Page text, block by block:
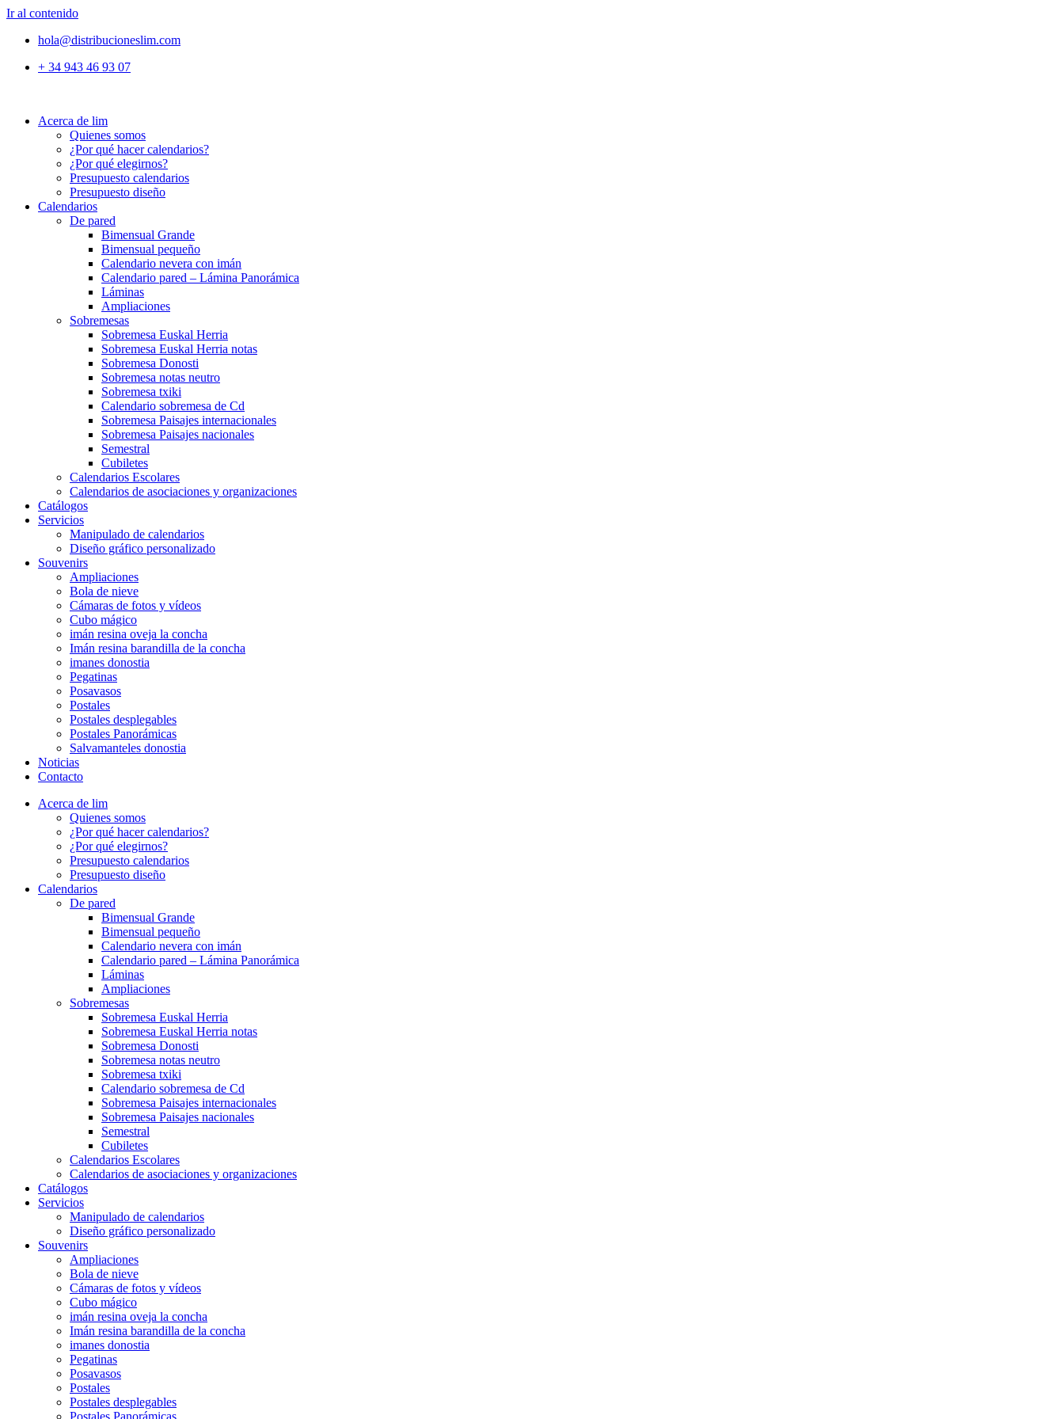
Ir al contenido
hola@distribucioneslim.com
+ 34 943 46 93 07
Acerca de lim
Quienes somos
¿Por qué hacer calendarios?
¿Por qué elegirnos?
Presupuesto calendarios
Presupuesto diseño
Calendarios
De pared
Bimensual Grande
Bimensual pequeño
Calendario nevera con imán
Calendario pared – Lámina Panorámica
Láminas
Ampliaciones
Sobremesas
Sobremesa Euskal Herria
Sobremesa Euskal Herria notas
Sobremesa Donosti
Sobremesa notas neutro
Sobremesa txiki
Calendario sobremesa de Cd
Sobremesa Paisajes internacionales
Sobremesa Paisajes nacionales
Semestral
Cubiletes
Calendarios Escolares
Calendarios de asociaciones y organizaciones
Catálogos
Servicios
Manipulado de calendarios
Diseño gráfico personalizado
Souvenirs
Ampliaciones
Bola de nieve
Cámaras de fotos y vídeos
Cubo mágico
imán resina oveja la concha
Imán resina barandilla de la concha
imanes donostia
Pegatinas
Posavasos
Postales
Postales desplegables
Postales Panorámicas
Salvamanteles donostia
Noticias
Contacto
Acerca de lim
Quienes somos
¿Por qué hacer calendarios?
¿Por qué elegirnos?
Presupuesto calendarios
Presupuesto diseño
Calendarios
De pared
Bimensual Grande
Bimensual pequeño
Calendario nevera con imán
Calendario pared – Lámina Panorámica
Láminas
Ampliaciones
Sobremesas
Sobremesa Euskal Herria
Sobremesa Euskal Herria notas
Sobremesa Donosti
Sobremesa notas neutro
Sobremesa txiki
Calendario sobremesa de Cd
Sobremesa Paisajes internacionales
Sobremesa Paisajes nacionales
Semestral
Cubiletes
Calendarios Escolares
Calendarios de asociaciones y organizaciones
Catálogos
Servicios
Manipulado de calendarios
Diseño gráfico personalizado
Souvenirs
Ampliaciones
Bola de nieve
Cámaras de fotos y vídeos
Cubo mágico
imán resina oveja la concha
Imán resina barandilla de la concha
imanes donostia
Pegatinas
Posavasos
Postales
Postales desplegables
Postales Panorámicas